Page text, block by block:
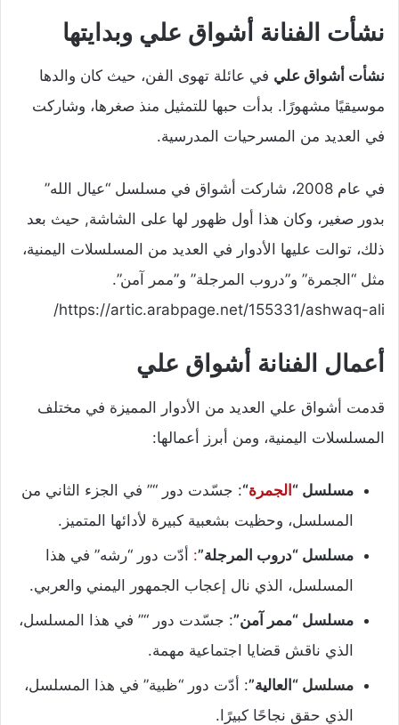
نشأت الفنانة أشواق علي وبدايتها
نشأت أشواق علي في عائلة تهوى الفن، حيث كان والدها
موسيقيًا مشهورًا. بدأت حبها للتمثيل منذ صغرها، وشاركت
في العديد من المسرحيات المدرسية.
في عام 2008، شاركت أشواق في مسلسل “عيال الله”
بدور صغير، وكان هذا أول ظهور لها على الشاشة, حيث بعد
ذلك، توالت عليها الأدوار في العديد من المسلسلات اليمنية،
مثل “الجمرة” و”دروب المرجلة” و”ممر آمن”.
https://artic.arabpage.net/155331/ashwaq-ali/
أعمال الفنانة أشواق علي
قدمت أشواق علي العديد من الأدوار المميزة في مختلف
المسلسلات اليمنية، ومن أبرز أعمالها:
مسلسل “الجمرة“: جسّدت دور “” في الجزء الثاني من
المسلسل، وحظيت بشعبية كبيرة لأدائها المتميز.
مسلسل “دروب المرجلة”: أدّت دور “رشه” في هذا
المسلسل، الذي نال إعجاب الجمهور اليمني والعربي.
مسلسل “ممر آمن”: جسّدت دور “” في هذا المسلسل،
الذي ناقش قضايا اجتماعية مهمة.
مسلسل “العالية”: أدّت دور “ظبية” في هذا المسلسل،
الذي حقق نجاحًا كبيرًا.